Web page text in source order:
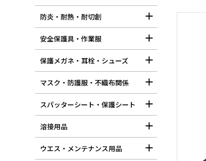
防炎・耐熱・耐切創
安全保護具・作業服
保護メガネ・耳栓・シューズ
マスク・防護服・不織布関係
スパッターシート・保護シート
溶接用品
ウエス・メンテナンス用品